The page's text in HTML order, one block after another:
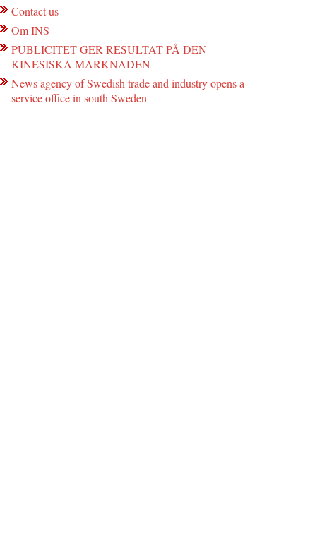
Contact us
Om INS
PUBLICITET GER RESULTAT PÅ DEN
KINESISKA MARKNADEN
News agency of Swedish trade and industry opens a
service office in south Sweden